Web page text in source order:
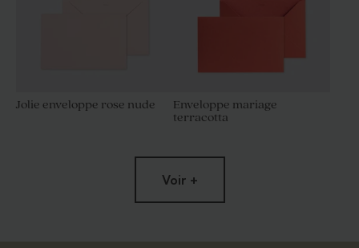
Jolie enveloppe rose nude
Enveloppe mariage
terracotta
Voir +